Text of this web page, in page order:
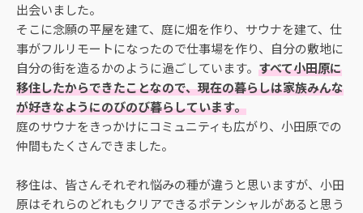
出会いました。
そこに念願の平屋を建て、庭に畑を作り、サウナを建て、仕
事がフルリモートになったので仕事場を作り、自分の敷地に
自分の街を造るかのように過ごしています。 すべて小田原に
移住したからできたことなので、現在の暮らしは家族みんな
が好きなようにのびのび暮らしています。
庭のサウナをきっかけにコミュニティも広がり、小田原での
仲間もたくさんできました。
移住は、皆さんそれぞれ悩みの種が違うと思いますが、小田
原はそれらのどれもクリアできるポテンシャルがあると思う